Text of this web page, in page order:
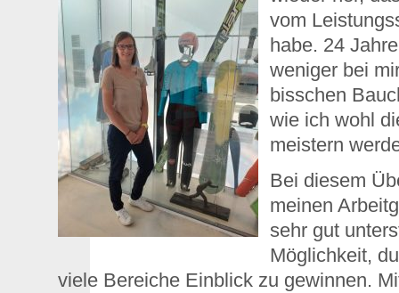
vom
habe. 24
weniger bei
bisschen
wie ich wohl
meistern
Bei diesem
meinen
sehr gut
Möglichkeit,
viele Bereiche Einblick zu gewinnen.